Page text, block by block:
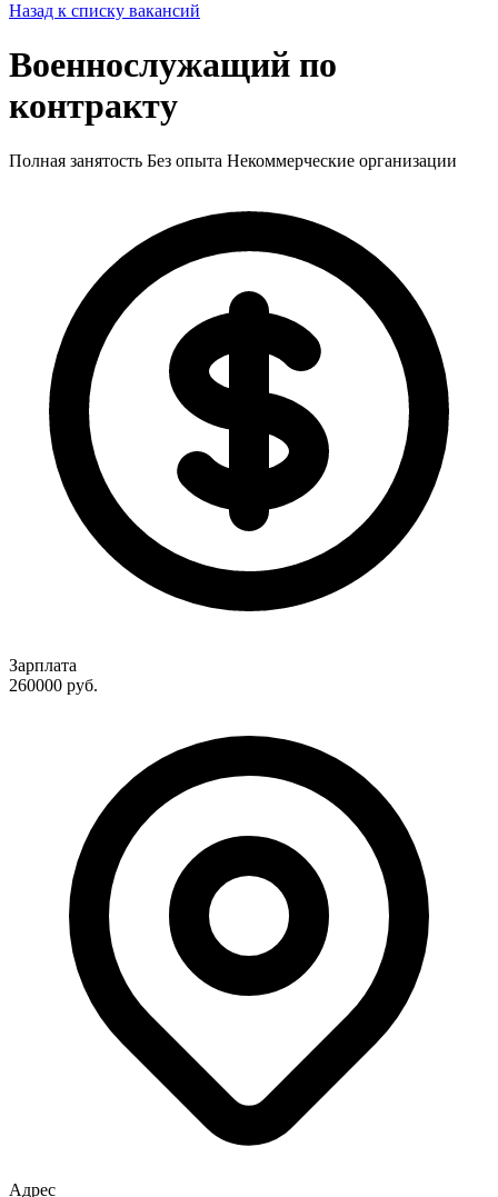
Назад к списку вакансий
Военнослужащий по
контракту
Полная занятость Без опыта Некоммерческие организации
Зарплата
260000 руб.
Адрес